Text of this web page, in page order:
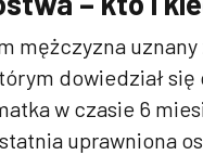
mężczyzna
dowiedział
w czasie 6
uprawniona